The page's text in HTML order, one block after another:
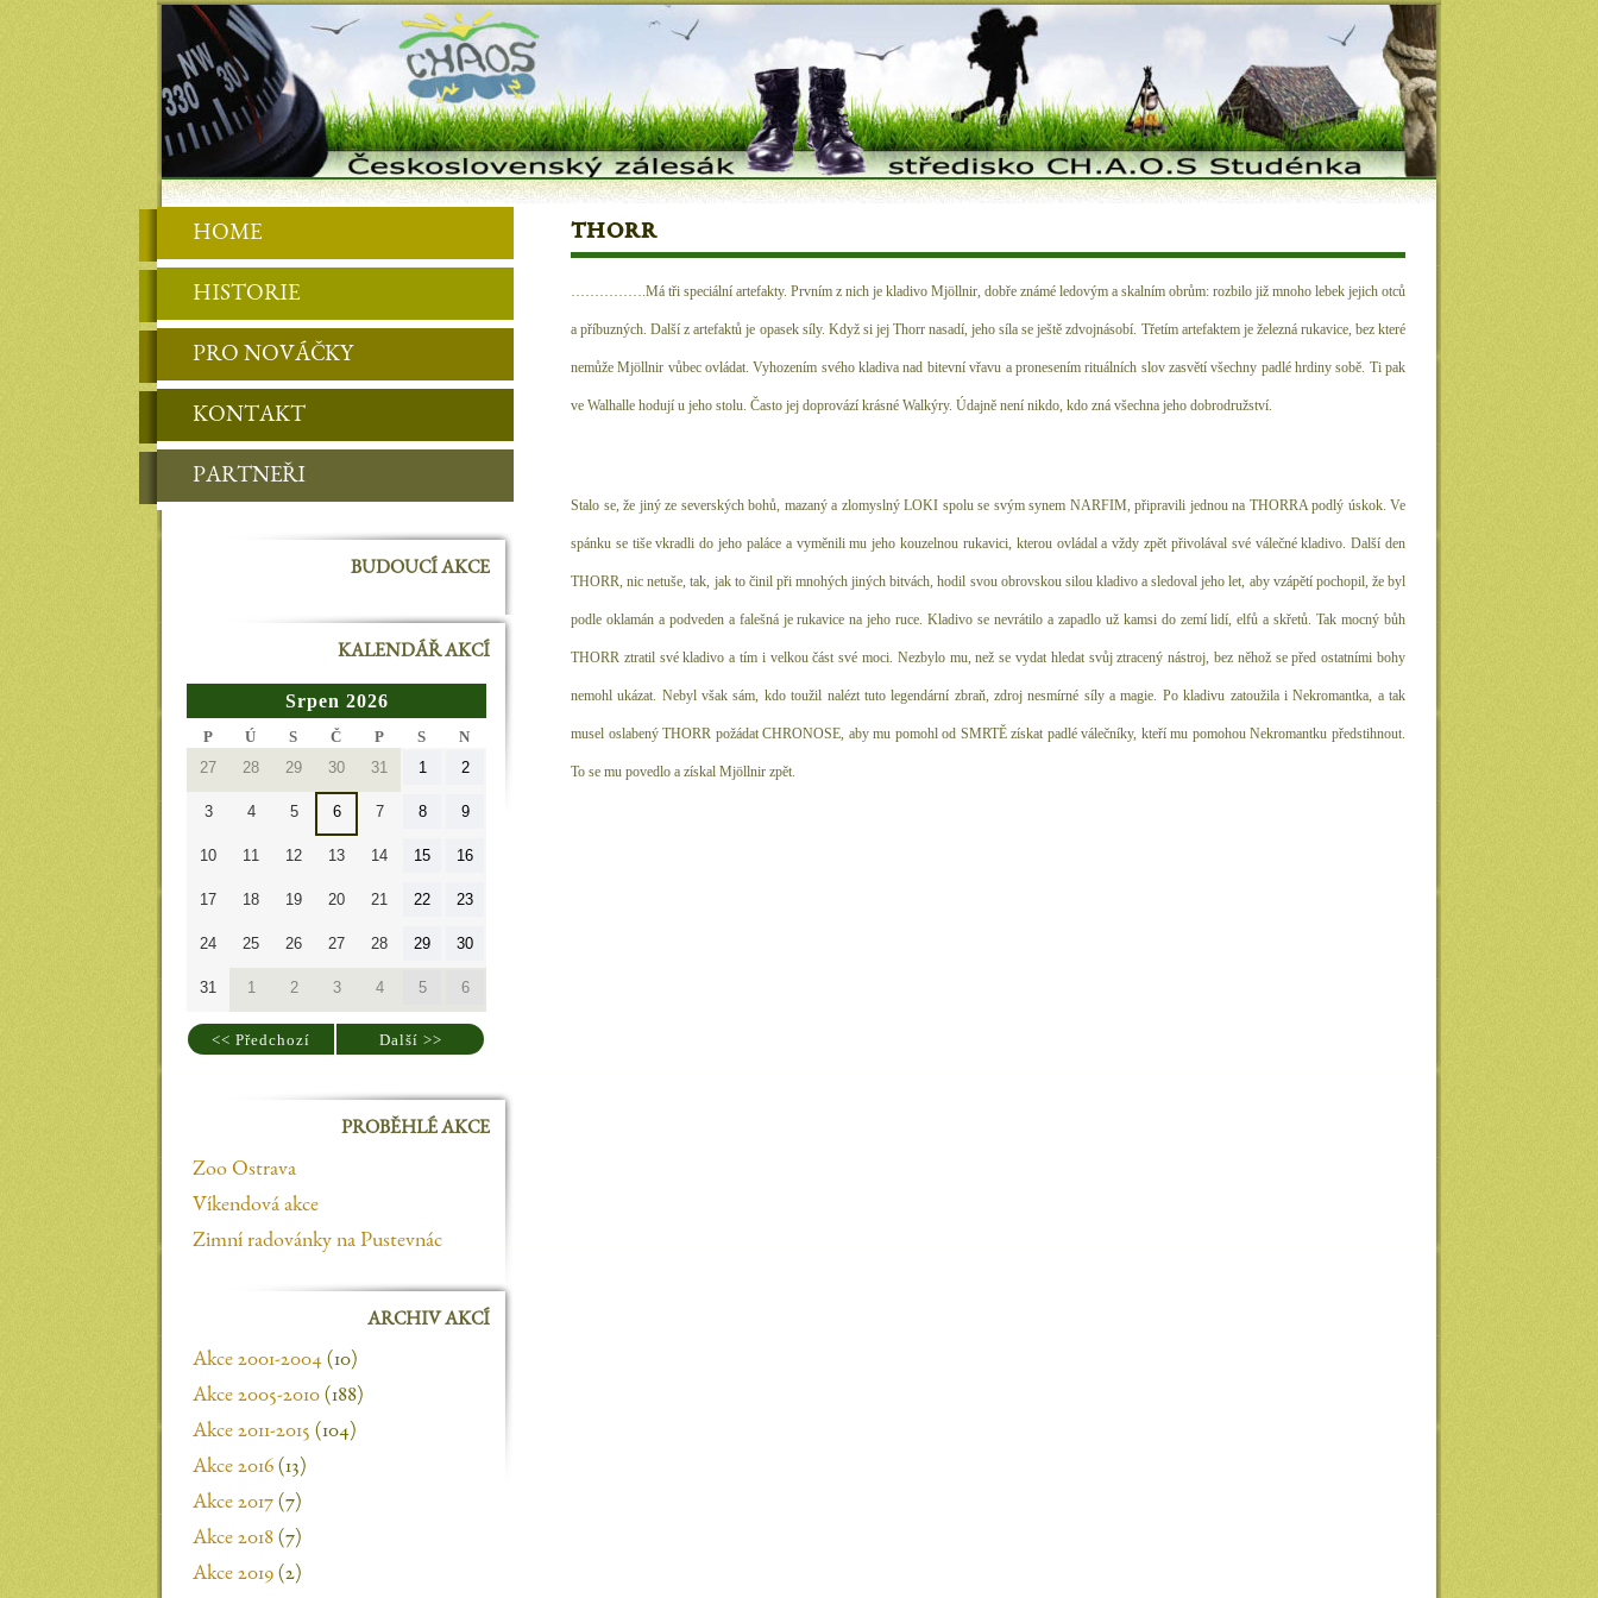
thorr
…………….Má tři speciální artefakty. Prvním z nich je kladivo Mjöllnir, dobře známé ledovým a skalním obrům: rozbilo již mnoho lebek jejich otců
a příbuzných. Další z artefaktů je opasek síly. Když si jej Thorr nasadí, jeho síla se ještě zdvojnásobí. Třetím artefaktem je železná rukavice, bez které
nemůže Mjöllnir vůbec ovládat. Vyhozením svého kladiva nad bitevní vřavu a pronesením rituálních slov zasvětí všechny padlé hrdiny sobě. Ti pak
ve Walhalle hodují u jeho stolu. Často jej doprovází krásné Walkýry. Údajně není nikdo, kdo zná všechna jeho dobrodružství.
Stalo se, že jiný ze severských bohů, mazaný a zlomyslný LOKI spolu se svým synem NARFIM, připravili jednou na THORRA podlý úskok. Ve
spánku se tiše vkradli do jeho paláce a vyměnili mu jeho kouzelnou rukavici, kterou ovládal a vždy zpět přivolával své válečné kladivo. Další den
THORR, nic netuše, tak, jak to činil při mnohých jiných bitvách, hodil svou obrovskou silou kladivo a sledoval jeho let, aby vzápětí pochopil, že byl
podle oklamán a podveden a falešná je rukavice na jeho ruce. Kladivo se nevrátilo a zapadlo už kamsi do zemí lidí, elfů a skřetů. Tak mocný bůh
THORR ztratil své kladivo a tím i velkou část své moci. Nezbylo mu, než se vydat hledat svůj ztracený nástroj, bez něhož se před ostatními bohy
nemohl ukázat. Nebyl však sám, kdo toužil nalézt tuto legendární zbraň, zdroj nesmírné síly a magie. Po kladivu zatoužila i Nekromantka, a tak
musel oslabený THORR požádat CHRONOSE, aby mu pomohl od SMRTĚ získat padlé válečníky, kteří mu pomohou Nekromantku předstihnout.
To se mu povedlo a získal Mjöllnir zpět.
HOME
HISTORIE
PRO NOVÁČKY
KONTAKT
PARTNEŘI
BUDOUCÍ AKCE
KALENDÁŘ AKCÍ
Srpen 2026
PPONDĚLÍ
Ú ÚTERÝ
S STŘEDA
Č ČTVRTEK
PPÁTEK
S SOBOTA
N
27 27.7.2026
28 28.7.2026
29 29.7.2026
30 30.7.2026
31 31.7.2026
1 1.8.2026
2
3 3.8.2026
4 4.8.2026
5 5.8.2026
6 6.8.2026
7 7.8.2026
8 8.8.2026
9
10 10.8.2026
11 11.8.2026
12 12.8.2026
13 13.8.2026
14 14.8.2026
15 15.8.2026
16
17 17.8.2026
18 18.8.2026
19 19.8.2026
20 20.8.2026
21 21.8.2026
22 22.8.2026
23
24 24.8.2026
25 25.8.2026
26 26.8.2026
27 27.8.2026
28 28.8.2026
29 29.8.2026
30
31 31.8.2026
1 1.9.2026
2 2.9.2026
3 3.9.2026
4 4.9.2026
5 5.9.2026
6
<< Předchozí Další >>
PROBĚHLÉ AKCE
Zoo Ostrava
Víkendová akce
Zimní radovánky na Pustevnác
ARCHIV AKCÍ
Akce 2001-2004 (10)
Akce 2005-2010 (188)
Akce 2011-2015 (104)
Akce 2016 (13)
Akce 2017 (7)
Akce 2018 (7)
Akce 2019 (2)